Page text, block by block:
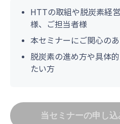
HTTの取組や脱炭素経
様、ご担当者様
本セミナーにご関心の
脱炭素の進め方や具体
たい方
当セミナーの申し